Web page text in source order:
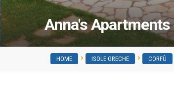
Anna's Apartments
HOME ISOLE GRECHE CORFÙ